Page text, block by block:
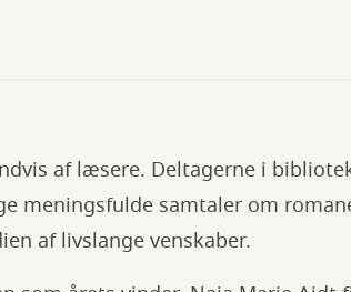
af læsere. Deltagerne i
meningsfulde samtaler om
af livslange venskaber.